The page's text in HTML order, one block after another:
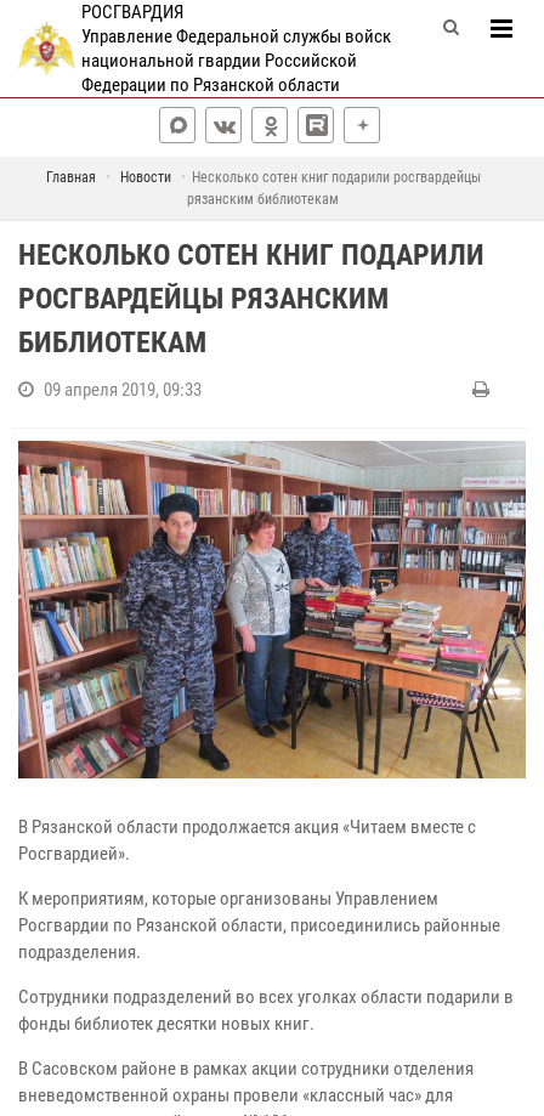
РОСГВАРДИЯ
Управление Федеральной службы войск
национальной гвардии Российской
Федерации по Рязанской области
Главная Новости
Несколько сотен книг подарили росгвардейцы
рязанским библиотекам
НЕСКОЛЬКО СОТЕН КНИГ ПОДАРИЛИ
РОСГВАРДЕЙЦЫ РЯЗАНСКИМ
БИБЛИОТЕКАМ
09 апреля 2019, 09:33
В Рязанской области продолжается акция «Читаем вместе с
Росгвардией».
К мероприятиям, которые организованы Управлением
Росгвардии по Рязанской области, присоединились районные
подразделения.
Сотрудники подразделений во всех уголках области подарили в
фонды библиотек десятки новых книг.
В Сасовском районе в рамках акции сотрудники отделения
вневедомственной охраны провели «классный час» для